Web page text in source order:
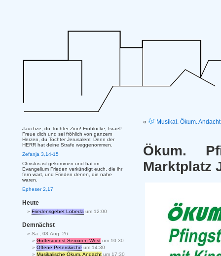
« Musikal. Ökum.
Ökum.
Marktplatz
Jauchze, du Tochter Zion! Frohlocke, Israel!
Freue dich und sei fröhlich von ganzem
Herzen, du Tochter Jerusalem! Denn der
HERR hat deine Strafe weggenommen.
Zefanja 3,14-15
Christus ist gekommen und hat im
Evangelium Frieden verkündigt euch, die ihr
fern wart, und Frieden denen, die nahe
waren.
Epheser 2,17
Heute
Friedensgebet Lobeda um 12:00
Demnächst
Sa., 08.Aug. 26
Gottesdienst Senioren-West um 10:30
Offene Peterskirche um 14:30
Musikalische Ökum. Andacht um 17:30